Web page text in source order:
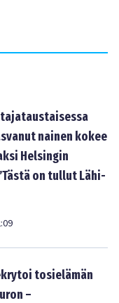
nainen kokee
Helsingin
on tullut Lähi-
tosielämän
–